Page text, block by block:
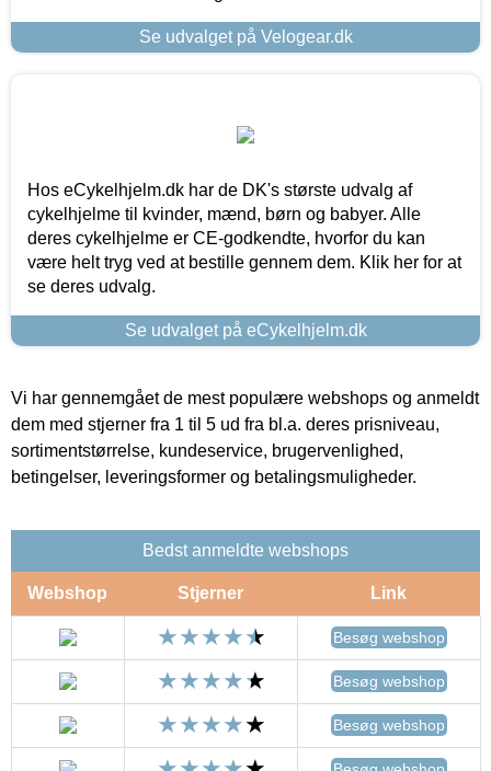
Se udvalget på Velogear.dk
Hos eCykelhjelm.dk har de DK's største udvalg af
cykelhjelme til kvinder, mænd, børn og babyer. Alle
deres cykelhjelme er CE-godkendte, hvorfor du kan
være helt tryg ved at bestille gennem dem. Klik her for at
se deres udvalg.
Se udvalget på eCykelhjelm.dk
Vi har gennemgået de mest populære webshops og anmeldt
dem med stjerner fra 1 til 5 ud fra bl.a. deres prisniveau,
sortimentstørrelse, kundeservice, brugervenlighed,
betingelser, leveringsformer og betalingsmuligheder.
Bedst anmeldte webshops
Webshop Stjerner Link
Besøg webshop
Besøg webshop
Besøg webshop